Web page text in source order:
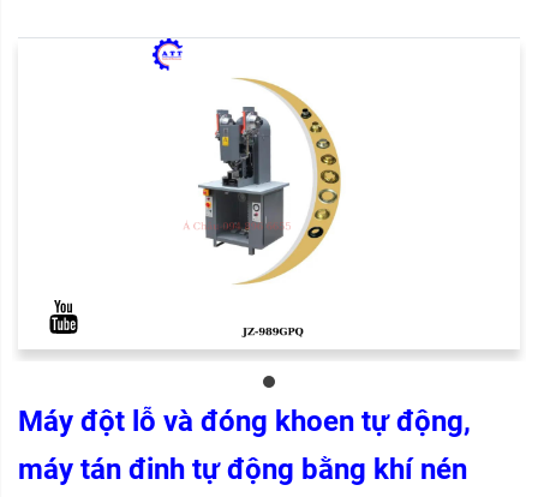
Máy đột lỗ và đóng khoen tự động,
máy tán đinh tự động bằng khí nén